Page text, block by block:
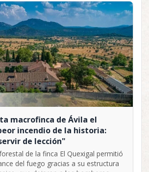
macrofinca de Ávila el
incendio de la historia:
de lección"
de la finca El Quexigal permitió
del fuego gracias a su estructura